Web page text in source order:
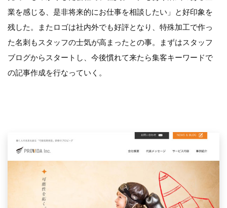
業を感じる、是非将来的にお仕事を相談したい」と好印象を
残した。またロゴは社内外でも好評となり、特殊加工で作っ
た名刺もスタッフの士気が高まったとの事。まずはスタッフ
ブログからスタートし、今後慣れて来たら集客キーワードで
の記事作成を行なっていく。